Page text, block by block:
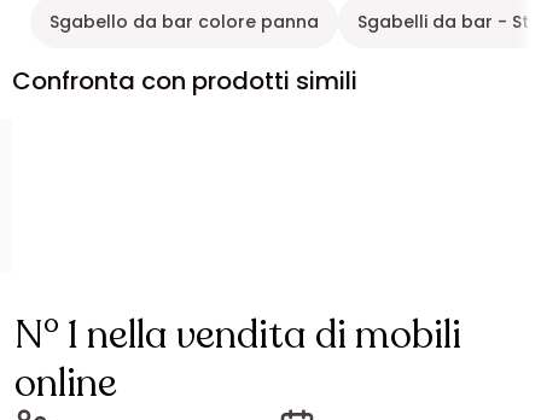
Sgabello da bar colore panna Sgabelli da bar -
Confronta con prodotti simili
N° 1 nella vendita di mobili
online